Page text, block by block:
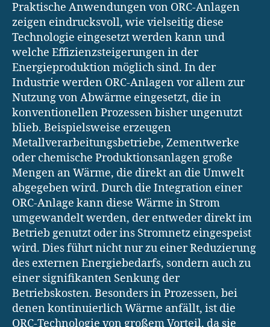
Praktische Anwendungen von ORC-Anlagen
zeigen eindrucksvoll, wie vielseitig diese
Technologie eingesetzt werden kann und
welche Effizienzsteigerungen in der
Energieproduktion möglich sind. In der
Industrie werden ORC-Anlagen vor allem zur
Nutzung von Abwärme eingesetzt, die in
konventionellen Prozessen bisher ungenutzt
blieb. Beispielsweise erzeugen
Metallverarbeitungsbetriebe, Zementwerke
oder chemische Produktionsanlagen große
Mengen an Wärme, die direkt an die Umwelt
abgegeben wird. Durch die Integration einer
ORC-Anlage kann diese Wärme in Strom
umgewandelt werden, der entweder direkt im
Betrieb genutzt oder ins Stromnetz eingespeist
wird. Dies führt nicht nur zu einer Reduzierung
des externen Energiebedarfs, sondern auch zu
einer signifikanten Senkung der
Betriebskosten. Besonders in Prozessen, bei
denen kontinuierlich Wärme anfällt, ist die
ORC-Technologie von großem Vorteil, da sie